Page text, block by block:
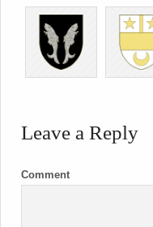
Leave a Reply
Comment